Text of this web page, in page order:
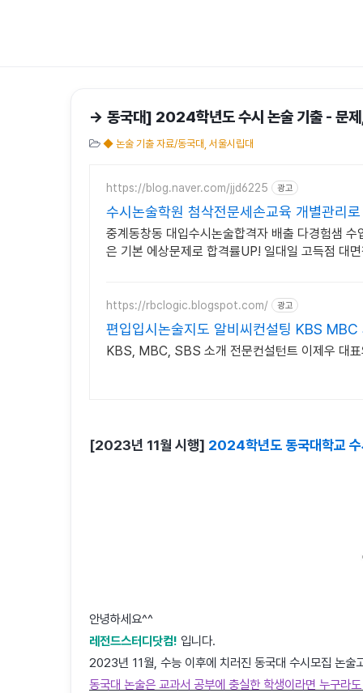
→ 동국대] 2024학년도 수시 논술 기출 - 문
◆ 논술 기출 자료/동국대, 서울시립대
https://blog.naver.com/jjd6225 광고
수시논술학원 첨삭전문세손교육 개별관리
중계동창동 대입수시논술합격자 배출 다경험샘
은 기본 에상문제로 합격률UP! 일대일 고득점 대
https://rbclogic.blogspot.com/ 광고
편입입시논술지도 알비씨컨설팅 KBS MBC
KBS, MBC, SBS 소개 전문컨설턴트 이제우 대
[2023년 11월 시행] 2024학년도 동국대학교 수
안녕하세요^^
레전드스터디닷컴! 입니다.
2023년 11월, 수능 이후에 치러진 동국대 수시모집 논술
동국대 논술은 교과서 공부에 충실한 학생이라면 누구라